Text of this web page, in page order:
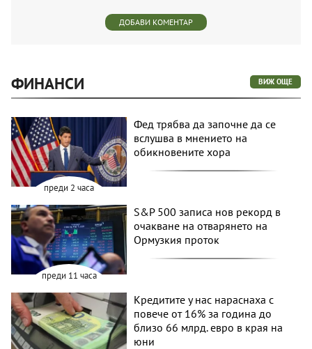
ДОБАВИ КОМЕНТАР
ФИНАНСИ ВИЖ ОЩЕ
преди 2 часа
Фед трябва да започне да се
вслушва в мнението на
обикновените хора
преди 11 часа
S&P 500 записа нов рекорд в
очакване на отварянето на
Ормузкия проток
Кредитите у нас нараснаха с
повече от 16% за година до
близо 66 млрд. евро в края на
юни